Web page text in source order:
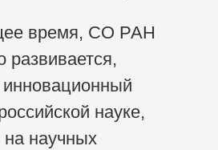
время, СО РАН
развивается,
науке,
на научных